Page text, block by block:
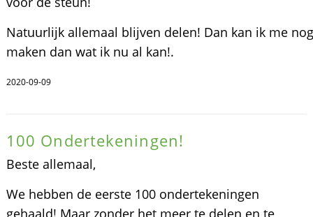
Natuurlijk allemaal blijven delen! Dan kan ik me
maken dan wat ik nu al kan!.
2020-09-09
100 Ondertekeningen!
Beste allemaal,
We hebben de eerste 100 ondertekeningen